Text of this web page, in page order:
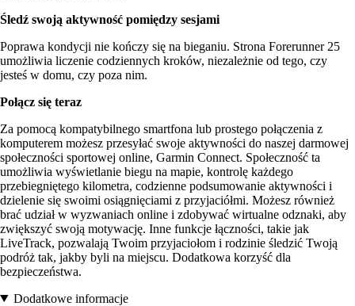
Śledź swoją aktywność pomiędzy sesjami
Poprawa kondycji nie kończy się na bieganiu. Strona Forerunner 25
umożliwia liczenie codziennych kroków, niezależnie od tego, czy
jesteś w domu, czy poza nim.
Połącz się teraz
Za pomocą kompatybilnego smartfona lub prostego połączenia z
komputerem możesz przesyłać swoje aktywności do naszej darmowej
społeczności sportowej online, Garmin Connect. Społeczność ta
umożliwia wyświetlanie biegu na mapie, kontrolę każdego
przebiegniętego kilometra, codzienne podsumowanie aktywności i
dzielenie się swoimi osiągnięciami z przyjaciółmi. Możesz również
brać udział w wyzwaniach online i zdobywać wirtualne odznaki, aby
zwiększyć swoją motywację. Inne funkcje łączności, takie jak
LiveTrack, pozwalają Twoim przyjaciołom i rodzinie śledzić Twoją
podróż tak, jakby byli na miejscu. Dodatkowa korzyść dla
bezpieczeństwa.
Dodatkowe informacje